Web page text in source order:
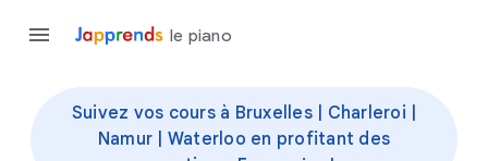
le piano
Suivez vos cours à Bruxelles | Charleroi |
Namur | Waterloo en profitant des